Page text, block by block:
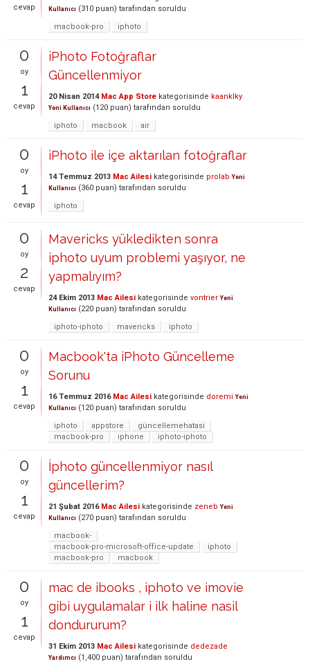
cevap
Kullanıcı (310 puan) tarafından soruldu
macbook-pro
iphoto
0
oy
1
cevap
iPhoto Fotoğraflar
Güncellenmiyor
20 Nisan 2014 Mac App Store kategorisinde kaanklky
Yeni Kullanıcı (120 puan) tarafından soruldu
iphoto
macbook air
0
oy
1
cevap
iPhoto ile içe aktarılan fotoğraflar
14 Temmuz 2013 Mac Ailesi kategorisinde prolab Yeni
Kullanıcı (360 puan) tarafından soruldu
iphoto
0
oy
2
cevap
Mavericks yükledikten sonra
iphoto uyum problemi yaşıyor, ne
yapmalıyım?
24 Ekim 2013 Mac Ailesi kategorisinde vontrier Yeni
Kullanıcı (220 puan) tarafından soruldu
iphoto-iphoto
mavericks iphoto
0
oy
1
cevap
Macbook'ta iPhoto Güncelleme
Sorunu
16 Temmuz 2016 Mac Ailesi kategorisinde doremi Yeni
Kullanıcı (120 puan) tarafından soruldu
iphoto
appstore
güncellemehatasi
macbook-pro
iphone iphoto-iphoto
0
oy
1
cevap
İphoto güncellenmiyor nasıl
güncellerim?
21 Şubat 2016 Mac Ailesi kategorisinde zeneb Yeni
Kullanıcı (270 puan) tarafından soruldu
macbook-
macbook-pro-microsoft-office-update
iphoto
macbook-pro
macbook
0
oy
1
cevap
mac de ibooks , iphoto ve imovie
gibi uygulamalar i ilk haline nasil
dondururum?
31 Ekim 2013 Mac Ailesi kategorisinde dedezade
Yardımcı (1,400 puan) tarafından soruldu